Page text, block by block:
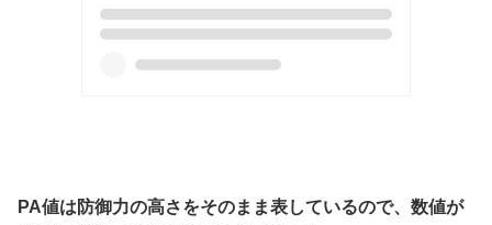
PA値は防御力の高さをそのまま表しているので、数値が